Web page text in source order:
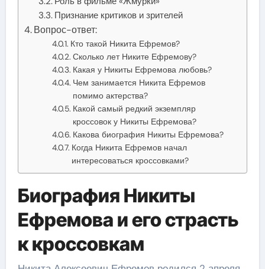
Признание критиков и зрителей
Вопрос-ответ:
Кто такой Никита Ефремов?
Сколько лет Никите Ефремову?
Какая у Никиты Ефремова любовь?
Чем занимается Никита Ефремов
помимо актерства?
Какой самый редкий экземпляр
кроссовок у Никиты Ефремова?
Какова биография Никиты Ефремова?
Когда Никита Ефремов начал
интересоваться кроссовками?
Биография Никиты
Ефремова и его страсть
к кроссовкам